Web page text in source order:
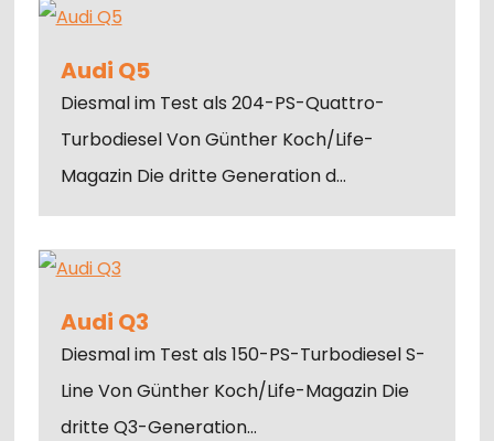
Audi Q5
Diesmal im Test als 204-PS-Quattro-
Turbodiesel Von Günther Koch/Life-
Magazin Die dritte Generation d…
Audi Q3
Diesmal im Test als 150-PS-Turbodiesel S-
Line Von Günther Koch/Life-Magazin Die
dritte Q3-Generation…